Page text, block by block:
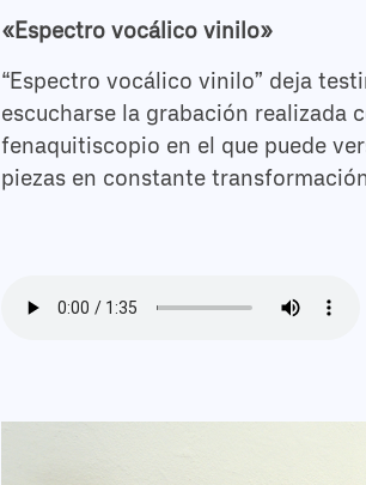
«Espectro vocálico vinilo»
“Espectro vocálico vinilo” deja
escucharse la grabación realizada
fenaquitiscopio en el que puede
piezas en constante